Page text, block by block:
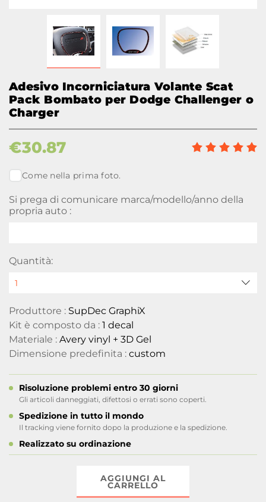
Adesivo Incorniciatura Volante Scat
Pack Bombato per Dodge Challenger o
Charger
€30.87
Come nella prima foto.
Si prega di comunicare marca/modello/anno della
propria auto :
Quantità:
Produttore : SupDec GraphiX
Kit è composto da : 1 decal
Materiale : Avery vinyl + 3D Gel
Dimensione predefinita : custom
Risoluzione problemi entro 30 giorni
Gli articoli danneggiati, difettosi o errati sono coperti.
Spedizione in tutto il mondo
Il tracking viene fornito dopo la produzione e la spedizione.
Realizzato su ordinazione
AGGIUNGI AL
CARRELLO